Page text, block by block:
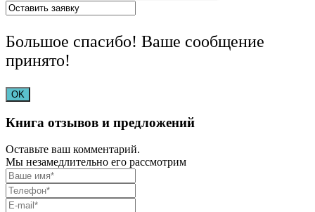
Большое спасибо! Ваше сообщение
принято!
OK
Книга отзывов и предложений
Оставьте ваш комментарий.
Мы незамедлительно его рассмотрим